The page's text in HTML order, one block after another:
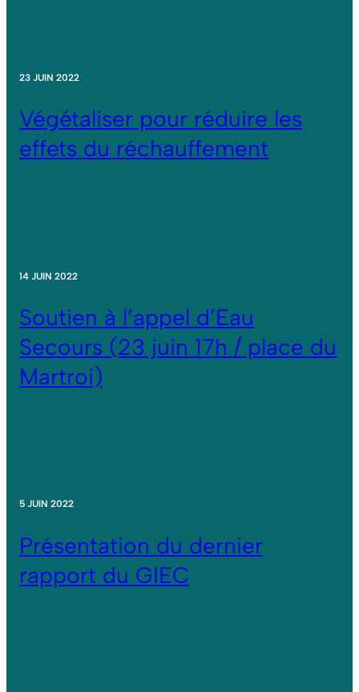
23 JUIN 2022
Végétaliser pour réduire les
effets du réchauffement
14 JUIN 2022
Soutien à l’appel d’Eau
Secours (23 juin 17h / place du
Martroi)
5 JUIN 2022
Présentation du dernier
rapport du GIEC